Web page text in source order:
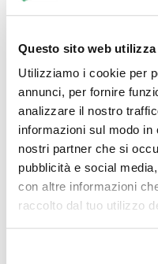
Questo sito web
Utilizziamo i cookie per
annunci, per fornire
analizzare il nostro
informazioni sul modo
nostri partner che si
pubblicità e social
con altre informazioni
raccolto dal tuo utilizzo
Gualdo